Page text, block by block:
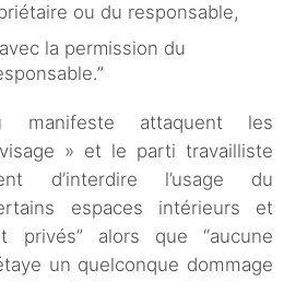
ou du responsable,
la permission du
manifeste attaquent les
» et le parti travailliste
d’interdire l’usage du
espaces intérieurs et
privés” alors que “aucune
un quelconque dommage